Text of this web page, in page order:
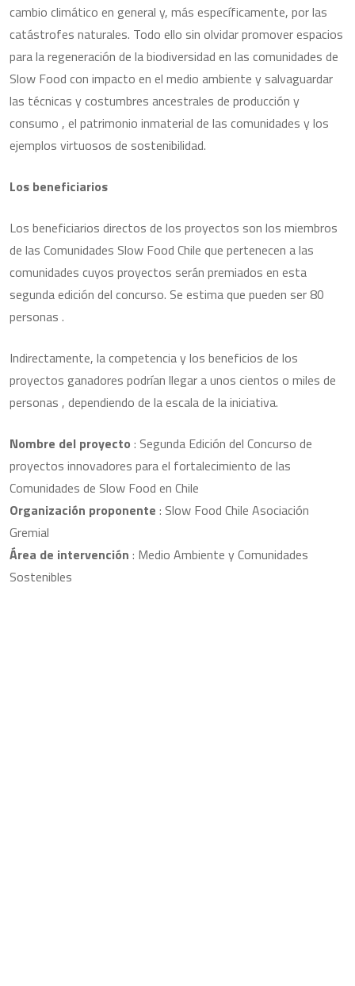
cambio climático en general y, más específicamente, por las
catástrofes naturales. Todo ello sin olvidar promover espacios
para la regeneración de la biodiversidad en las comunidades de
Slow Food con impacto en el medio ambiente y salvaguardar
las técnicas y costumbres ancestrales de producción y
consumo , el patrimonio inmaterial de las comunidades y los
ejemplos virtuosos de sostenibilidad.
Los beneficiarios
Los beneficiarios directos de los proyectos son los miembros
de las Comunidades Slow Food Chile que pertenecen a las
comunidades cuyos proyectos serán premiados en esta
segunda edición del concurso. Se estima que pueden ser 80
personas .
Indirectamente, la competencia y los beneficios de los
proyectos ganadores podrían llegar a unos cientos o miles de
personas , dependiendo de la escala de la iniciativa.
Nombre del proyecto : Segunda Edición del Concurso de
proyectos innovadores para el fortalecimiento de las
Comunidades de Slow Food en Chile
Organización proponente : Slow Food Chile Asociación
Gremial
Área de intervención : Medio Ambiente y Comunidades
Sostenibles